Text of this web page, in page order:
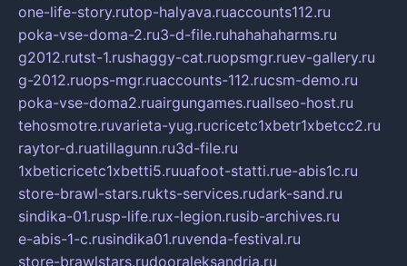
one-life-story.rutop-halyava.ruaccounts112.ru
poka-vse-doma-2.ru3-d-file.ruhahahaharms.ru
g2012.rutst-1.rushaggy-cat.ruopsmgr.ruev-gallery.ru
g-2012.ruops-mgr.ruaccounts-112.rucsm-demo.ru
poka-vse-doma2.ruairgungames.ruallseo-host.ru
tehosmotre.ruvarieta-yug.rucricetc1xbetr1xbetcc2.ru
raytor-d.ruatillagunn.ru3d-file.ru
1xbeticricetc1xbetti5.ruuafoot-statti.rue-abis1c.ru
store-brawl-stars.rukts-services.rudark-sand.ru
sindika-01.rusp-life.rux-legion.rusib-archives.ru
e-abis-1-c.rusindika01.ruvenda-festival.ru
store-brawlstars.rudooraleksandria.ru